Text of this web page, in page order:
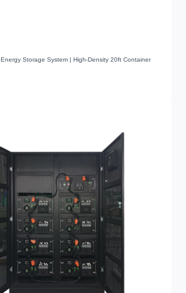
Storage System| High-Density 20ft Container